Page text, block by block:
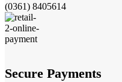
(0361) 8405614
Secure Payments